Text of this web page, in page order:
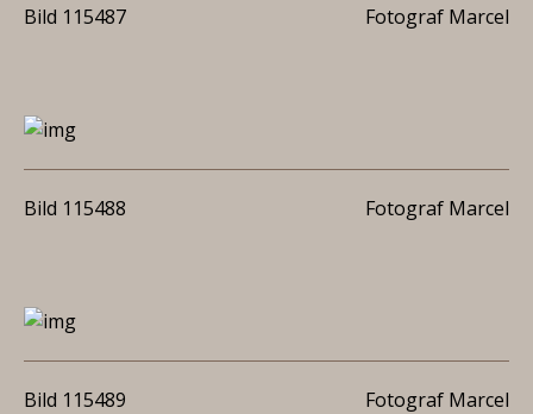
Bild 115487 Fotograf Marcel
Bild 115488 Fotograf Marcel
Bild 115489 Fotograf Marcel